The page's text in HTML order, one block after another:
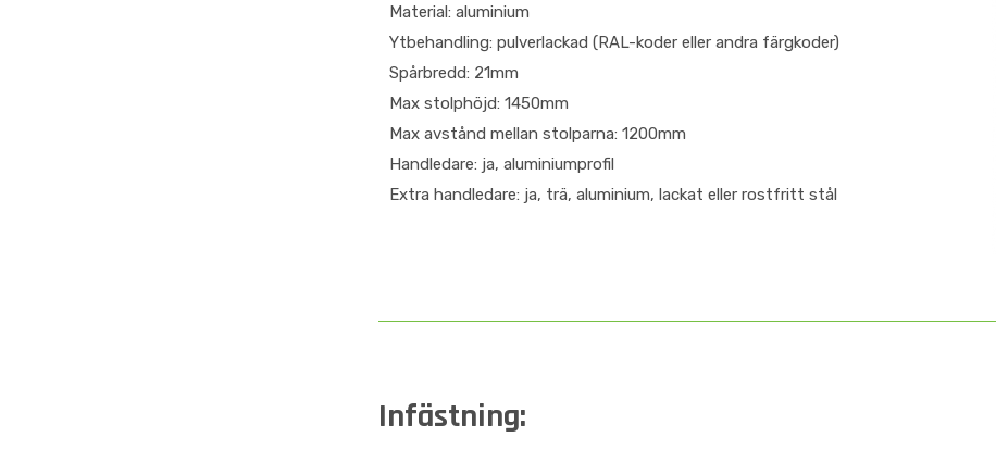
Material: aluminium
Ytbehandling: pulverlackad (RAL-koder eller andra färgkoder)
Spårbredd: 21mm
Max stolphöjd: 1450mm
Max avstånd mellan stolparna: 1200mm
Handledare: ja, aluminiumprofil
Extra handledare: ja, trä, aluminium, lackat eller rostfritt stål
Infästning: